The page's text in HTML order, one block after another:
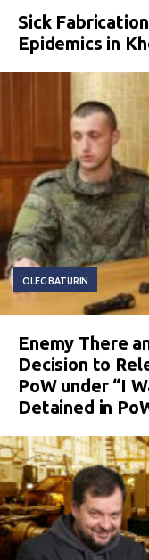
Sick
Epidemics in
OLEG BATURIN
Enemy There
Decision to
PoW under “I
Detained in